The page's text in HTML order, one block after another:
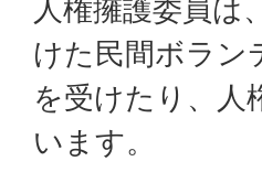
人権擁護委員は
けた民間ボラン
を受けたり、人
います。